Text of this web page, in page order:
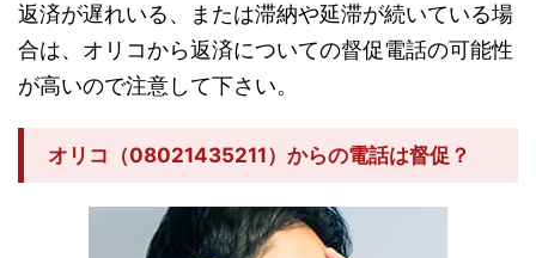
返済が遅れいる、または滞納や延滞が続いている場
合は、オリコから返済についての督促電話の可能性
が高いので注意して下さい。
オリコ（08021435211）からの電話は督促？